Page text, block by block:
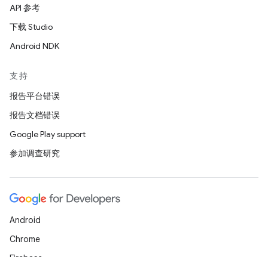
API 参考
下载 Studio
Android NDK
支持
报告平台错误
报告文档错误
Google Play support
参加调查研究
Android
Chrome